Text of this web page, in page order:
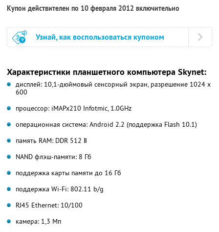
Купон действителен по 10 февраля 2012 включительно
Узнай, как воспользоваться купоном
Характеристики планшетного компьютера Skynet:
дисплей: 10,1-дюймовый сенсорный экран, разрешение 1024 х
600
процессор: iMAPx210 Infotmic, 1.0GHz
операционная система: Android 2.2 (поддержка Flash 10.1)
память RAM: DDR 512 Ⅱ
NAND флэш-памяти: 8 Гб
поддержка карты памяти до 16 Гб
поддержка Wi-Fi: 802.11 b/g
RJ45 Ethernet: 10/100
камера: 1,3 Мп